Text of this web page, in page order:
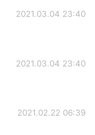
2021.03.04 23:40
2021.03.04 23:40
2021.02.22 06:39